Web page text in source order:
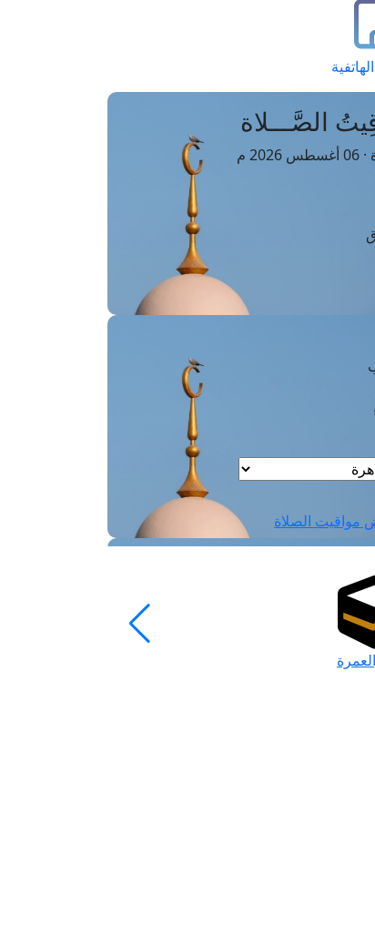
الصَّـــلاة
م
مواقيت الصلاة